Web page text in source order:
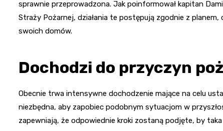
sprawnie przeprowadzona. Jak poinformował kapitan
Straży Pożarnej, działania te postępują zgodnie z
swoich domów.
Dochodzi do przyczyn
Obecnie trwa intensywne dochodzenie mające na celu
niezbędna, aby zapobiec podobnym sytuacjom w
zapewniają, że odpowiednie kroki zostaną podjęte, by